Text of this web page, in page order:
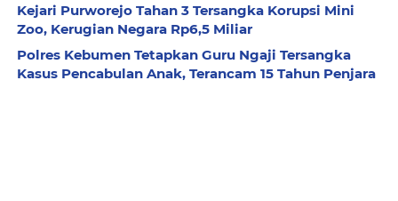
Kejari Purworejo Tahan 3 Tersangka Korupsi Mini
Zoo, Kerugian Negara Rp6,5 Miliar
Polres Kebumen Tetapkan Guru Ngaji Tersangka
Kasus Pencabulan Anak, Terancam 15 Tahun Penjara